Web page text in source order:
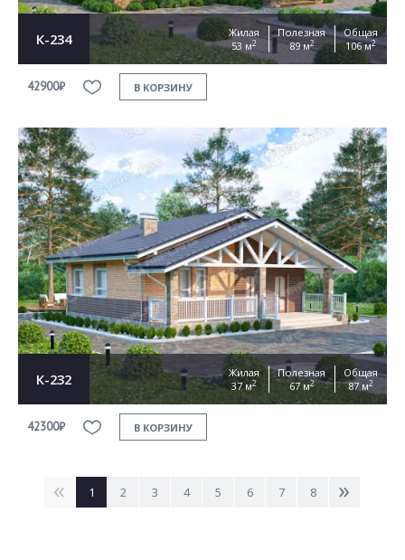
К-234
Жилая
53 м2
Полезная
89 м2
Общая
106 м2
42900₽ В КОРЗИНУ
К-232
Жилая
37 м2
Полезная
67 м2
Общая
87 м2
42300₽ В КОРЗИНУ
< 1 2 3 4 5 6 7 8 >